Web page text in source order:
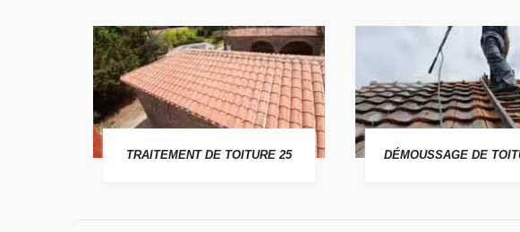
TRAITEMENT DE TOITURE 25 DÉMOUSSAGE DE